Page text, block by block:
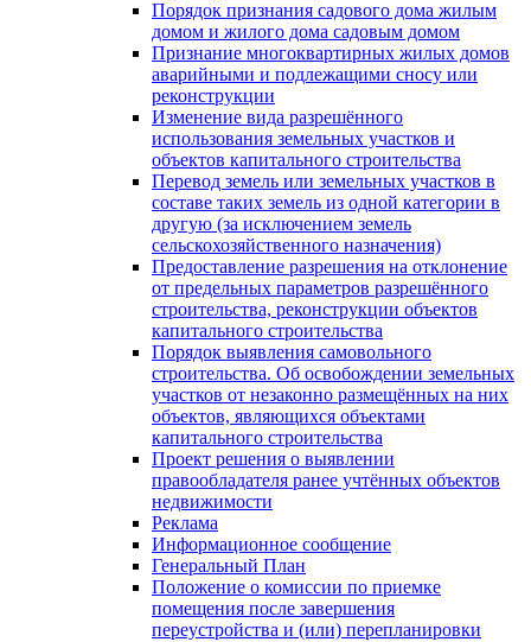
Порядок признания садового дома жилым
домом и жилого дома садовым домом
Признание многоквартирных жилых домов
аварийными и подлежащими сносу или
реконструкции
Изменение вида разрешённого
использования земельных участков и
объектов капитального строительства
Перевод земель или земельных участков в
составе таких земель из одной категории в
другую (за исключением земель
сельскохозяйственного назначения)
Предоставление разрешения на отклонение
от предельных параметров разрешённого
строительства, реконструкции объектов
капитального строительства
Порядок выявления самовольного
строительства. Об освобождении земельных
участков от незаконно размещённых на них
объектов, являющихся объектами
капитального строительства
Проект решения о выявлении
правообладателя ранее учтённых объектов
недвижимости
Реклама
Информационное сообщение
Генеральный План
Положение о комиссии по приемке
помещения после завершения
переустройства и (или) перепланировки